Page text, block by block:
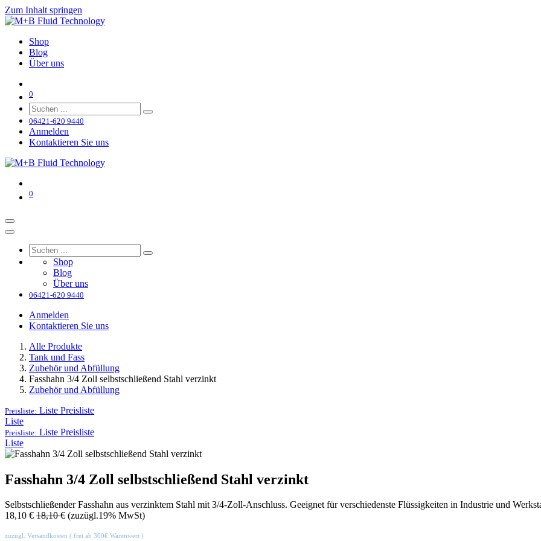
Zum Inhalt springen
Shop
Blog
Über uns
0
06421-620 9440
Anmelden
Kontaktieren Sie uns
0
Shop
Blog
Über uns
06421-620 9440
Anmelden
Kontaktieren Sie uns
Alle Produkte
Tank und Fass
Zubehör und Abfüllung
Fasshahn 3/4 Zoll selbstschließend Stahl verzinkt
Zubehör und Abfüllung
Preisliste: Liste Preisliste
Liste
Preisliste: Liste Preisliste
Liste
Fasshahn 3/4 Zoll selbstschließend Stahl verzinkt
Selbstschließender Fasshahn aus verzinktem Stahl mit 3/4-Zoll-Anschluss. Geeignet für verschiedenste Flüssigkeiten in Industrie und
18,10 € 18,10€ (zuzügl.19% MwSt)
zuzügl. Versandkosten ( frei ab 300€ Warenwert )